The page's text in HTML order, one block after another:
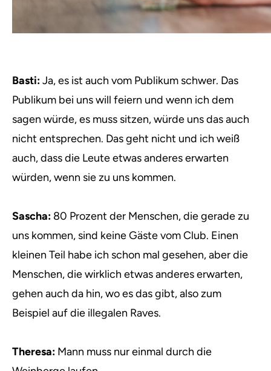
Basti:Ja, es ist auch vom Publikum schwer. Das
Publikum bei uns will feiern und wenn ich dem
sagen würde, es muss sitzen, würde uns das auch
nicht entsprechen. Das geht nicht und ich weiß
auch, dass die Leute etwas anderes erwarten
würden, wenn sie zu uns kommen.
Sascha: 80 Prozent der Menschen, die gerade zu
uns kommen, sind keine Gäste vom Club. Einen
kleinen Teil habe ich schon mal gesehen, aber die
Menschen, die wirklich etwas anderes erwarten,
gehen auch da hin, wo es das gibt, also zum
Beispiel auf die illegalen Raves.
Theresa: Mann muss nur einmal durch die